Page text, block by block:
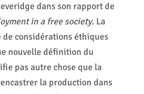
dans son rapport de
in a free society. La
de considérations éthiques
nouvelle définition du
pas autre chose que la
la production dans